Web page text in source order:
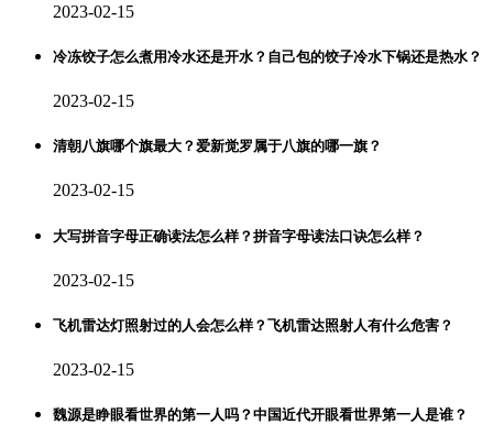
2023-02-15
冷冻饺子怎么煮用冷水还是开水？自己包的饺子冷水下锅还是热水？
2023-02-15
清朝八旗哪个旗最大？爱新觉罗属于八旗的哪一旗？
2023-02-15
大写拼音字母正确读法怎么样？拼音字母读法口诀怎么样？
2023-02-15
飞机雷达灯照射过的人会怎么样？飞机雷达照射人有什么危害？
2023-02-15
魏源是睁眼看世界的第一人吗？中国近代开眼看世界第一人是谁？